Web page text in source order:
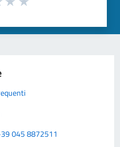
045 8872511